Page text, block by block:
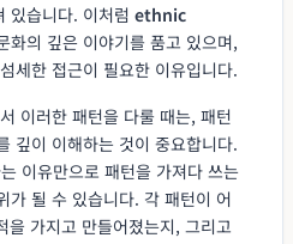
있습니다. 이처럼 ethnic
화의 깊은 이야기를 품고 있으며,
세한 접근이 필요한 이유입니다.
이러한 패턴을 다룰 때는, 패턴
깊이 이해하는 것이 중요합니다.
이유만으로 패턴을 가져다 쓰는
가 될 수 있습니다. 각 패턴이 어
을 가지고 만들어졌는지, 그리고